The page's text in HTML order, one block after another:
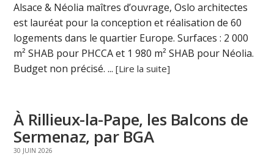
Alsace & Néolia maîtres d’ouvrage, Oslo architectes
est lauréat pour la conception et réalisation de 60
logements dans le quartier Europe. Surfaces : 2 000
m² SHAB pour PHCCA et 1 980 m² SHAB pour Néolia.
Budget non précisé. ...[Lire la suite]
À Rillieux-la-Pape, les Balcons de
Sermenaz, par BGA
30 JUIN 2026